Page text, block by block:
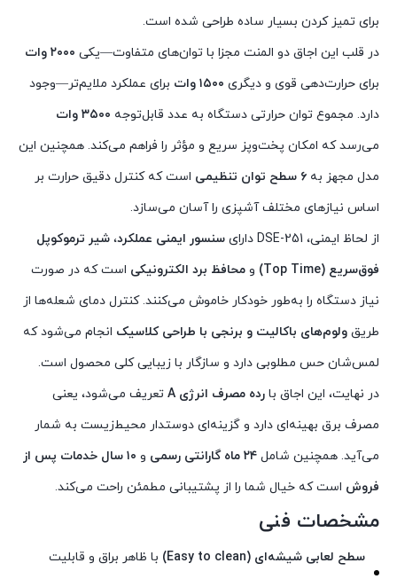
برای تمیز کردن بسیار ساده طراحی شده است.
در قلب این اجاق دو المنت مجزا با توان‌های متفاوت—یکی ۲۰۰۰ وات
برای حرارت‌دهی قوی و دیگری ۱۵۰۰ وات
برای عملکرد ملایم‌تر—وجود
دارد. مجموع توان حرارتی دستگاه به عدد قابل‌توجه ۳۵۰۰ وات
می‌رسد که امکان پخت‌وپز سریع و مؤثر را فراهم می‌کند. همچنین این
مدل مجهز به ۶ سطح توان تنظیمی
است که کنترل دقیق حرارت بر
اساس نیازهای مختلف آشپزی را آسان می‌سازد.
از لحاظ ایمنی، DSE-251 دارای
سنسور ایمنی عملکرد، شیر ترموکوپل
فوق‌سریع (Top Time)
و محافظ برد الکترونیکی است که در صورت
نیاز دستگاه را به‌طور خودکار خاموش می‌کنند. کنترل دمای شعله‌ها از
طریق ولوم‌های باکالیت و برنجی با طراحی کلاسیک انجام می‌شود که
لمس‌شان حس مطلوبی دارد و سازگار با زیبایی کلی محصول است.
در نهایت، این اجاق با رده مصرف انرژی A
تعریف می‌شود، یعنی
مصرف برق بهینه‌ای دارد و گزینه‌ای دوستدار محیط‌زیست به شمار
می‌آید. همچنین شامل ۲۴ ماه گارانتی رسمی و
۱۰ سال خدمات پس از
فروش است که خیال شما را از پشتیبانی مطمئن راحت می‌کند.
مشخصات فنی
سطح لعابی شیشه‌ای (Easy to clean) با ظاهر براق و قابلیت